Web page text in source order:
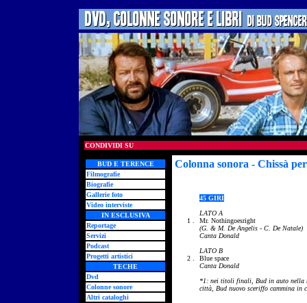
CONDIVIDI SU
BUD E TERENCE
Filmografie
Biografie
Gallerie foto
Video interviste
IN ESCLUSIVA
Reportage
Servizi
Podcast
Progetti artistici
TECHE
Dvd
Colonne sonore
Altri cataloghi
Colonna sonora - Chissà
1 .
2 .
45 GIRI
LATO A
Mr. Nothingoesright
(G. & M. De Angelis - C. De Natale)
Canta Donald
LATO B
Blue space
Canta Donald
*1: nei titoli finali, Bud in auto nella
città, Bud nuovo sceriffo cammina in